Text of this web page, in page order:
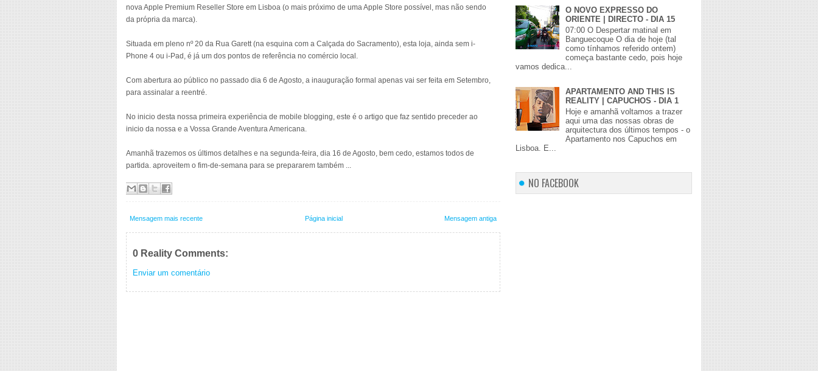
nova Apple Premium Reseller Store em Lisboa (o mais próximo de uma Apple Store possível, mas não sendo
da própria da marca).
Situada em pleno nº 20 da Rua Garett (na esquina com a Calçada do Sacramento), esta loja, ainda sem i-
Phone 4 ou i-Pad, é já um dos pontos de referência no comércio local.
Com abertura ao público no passado dia 6 de Agosto, a inauguração formal apenas vai ser feita em Setembro,
para assinalar a reentré.
No inicio desta nossa primeira experiência de mobile blogging, este é o artigo que faz sentido preceder ao
inicio da nossa e a Vossa Grande Aventura Americana.
Amanhã trazemos os últimos detalhes e na segunda-feira, dia 16 de Agosto, bem cedo, estamos todos de
partida. aproveitem o fim-de-semana para se prepararem também ...
Mensagem mais recente Mensagem antiga
Página inicial
0 Reality Comments:
Enviar um comentário
O NOVO EXPRESSO DO
ORIENTE | DIRECTO - DIA 15
07:00 O Despertar matinal em
Banguecoque O dia de hoje (tal
como tínhamos referido ontem)
começa bastante cedo, pois hoje
vamos dedica...
APARTAMENTO AND THIS IS
REALITY | CAPUCHOS - DIA 1
Hoje e amanhã voltamos a trazer
aqui uma das nossas obras de
arquitectura dos últimos tempos - o
Apartamento nos Capuchos em
Lisboa. E...
NO FACEBOOK